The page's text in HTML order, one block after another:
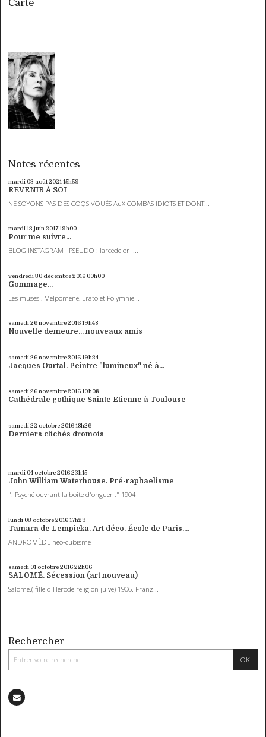
Carte
Notes récentes
mardi 03 août 2021 15h59
REVENIR À SOI
NE SOYONS PAS DES COQS VOUÉS AuX COMBAS IDIOTS ET DONT...
mardi 13 juin 201719h00
Pour me suivre...
BLOG INSTAGRAM PSEUDO : larcedelor ...
vendredi 30 décembre 2016 00h00
Gommage...
Les muses , Melpomene, Erato et Polymnie...
samedi 26novembre 201619h48
Nouvelle demeure... nouveaux amis
samedi 26novembre 201619h24
Jacques Ourtal. Peintre "lumineux" né à...
samedi 26novembre 201619h08
Cathédrale gothique Sainte Etienne à Toulouse
samedi 22 octobre 201618h26
Derniers clichés dromois
mardi 04 octobre 201623h15
John William Waterhouse. Pré-raphaelisme
". Psyché ouvrant la boite d'onguent" 1904
lundi 03 octobre 201617h29
Tamara de Lempicka. Art déco. École de Paris....
ANDROMÈDE néo-cubisme
samedi 01 octobre 201622h06
SALOMÉ. Sécession (art nouveau)
Salomé.( fille d'Hérode religion juive) 1906. Franz...
Rechercher